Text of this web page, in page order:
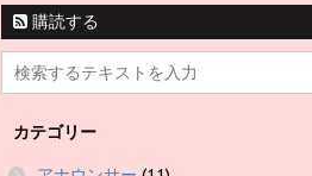
購読する
カテゴリー